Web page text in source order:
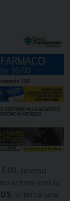
presso
con la
, si terrà una